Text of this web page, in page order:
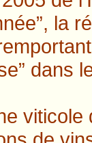
la
dans